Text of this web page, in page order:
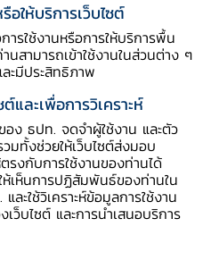
ำคัญกับปัญหาหนี้ครัวเรือน
กเกณฑ์การให้สินเชื่ออย่างรับ
lending)
ตรฐานกระบวนการให้สินเชื่อ
หนดแนวทางให้เจ้าหนี้ช่วย
debt)(บังคับใช้ 1 เม.ย.
ตามปกติ แต่ปิดจบหนี้ไม่ได้
จบหนี้ได้เร็วขึ้น รวมทั้งใน
หนดอัตราดอกเบี้ยตามความ
อให้บริการเว็บไซต์
รใช้งานหรือการให้บริการพื้น
สามารถเข้าใช้งานในส่วนต่าง ๆ
ะมีประสิทธิภาพ
และเพื่อการวิเคราะห์
อง ธปท. จดจำผู้ใช้งาน และตัว
มทั้งช่วยให้เว็บไซต์ส่งมอบ
รงกับการใช้งานของท่านได้
เห็นการปฏิสัมพันธ์ของท่านใน
ละใช้วิเคราะห์ข้อมูลการใช้งาน
ว็บไซต์ และการนำเสนอบริการ